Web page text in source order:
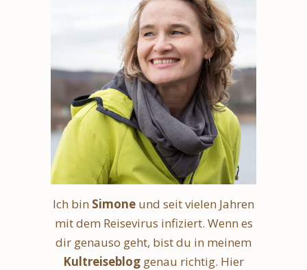
Ich bin Simone und seit vielen Jahren
mit dem Reisevirus infiziert. Wenn es
dir genauso geht, bist du in meinem
Kultreiseblog genau richtig. Hier